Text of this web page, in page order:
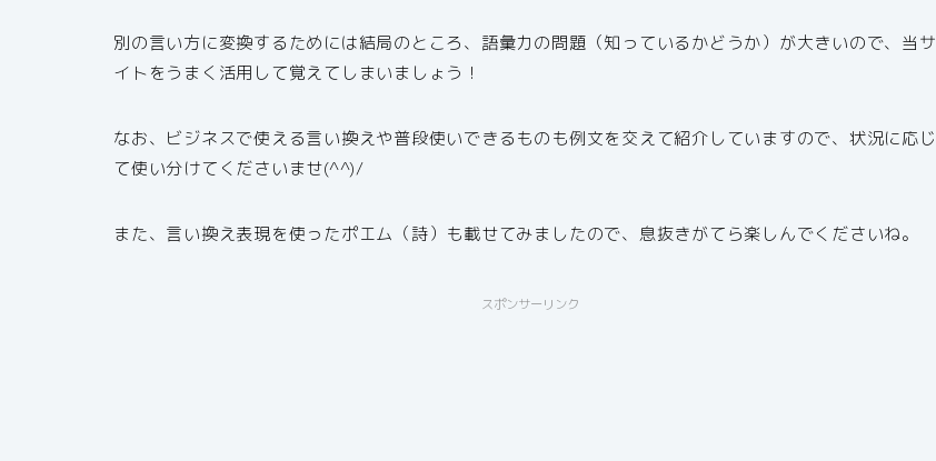
別の言い方に変換するためには結局のところ、語彙力の問題（知っているかどうか）が大きいので、当サ
イトをうまく活用して覚えてしまいましょう！
なお、ビジネスで使える言い換えや普段使いできるものも例文を交えて紹介していますので、状況に応じ
て使い分けてくださいませ(^^)/
また、言い換え表現を使ったポエム（詩）も載せてみましたので、息抜きがてら楽しんでくださいね。
スポンサーリンク